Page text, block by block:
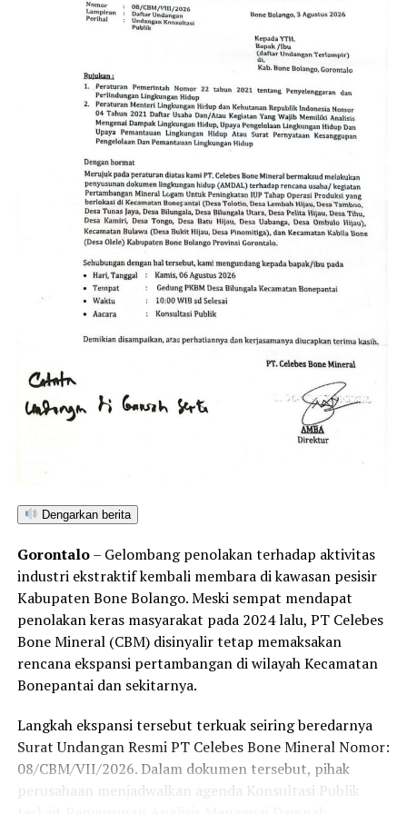
kondisi pasar secara berkala sangat disarankan untuk
Prospek Harga Emas ke Depan
Meskipun terjadi penurunan harga emas, emas tetap
dianggap sebagai aset lindung nilai yang efektif
terhadap inflasi dan ketidakpastian ekonomi. Pergerakan
harga emas ke depan akan dipengaruhi oleh
perkembangan ekonomi global, kebijakan moneter, dan
faktor geopolitik. Investor disarankan untuk tetap
waspada dan melakukan analisis pasar secara
menyeluruh sebelum mengambil keputusan investasi.
Dengan memahami faktor-faktor yang mempengaruhi
harga emas dan implikasinya bagi investasi, investor
dapat membuat keputusan yang lebih bijak dalam
menghadapi dinamika pasar emas.
PASAR EMAS INDONESIA
PT ANEKA TAMBANG
UP NEXT
MENKES RI sebut Gaji Rp15 Juta Lebih Sehat dan Pintar
Dibanding Gaji Rp5 Juta
DON'T MISS
Aleg DPR RI Rusli Habibie Nyatakan Dukungan Penuh
untuk Pelaksanaan CSP XVIII di Gorontalo
Dengarkan berita
Gorontalo– Gelombang penolakan terhadap aktivitas
industri ekstraktif kembali membara di kawasan pesisir
Kabupaten Bone Bolango. Meski sempat mendapat
penolakan keras masyarakat pada 2024 lalu, PT Celebes
Bone Mineral (CBM) disinyalir tetap memaksakan
rencana ekspansi pertambangan di wilayah Kecamatan
Bonepantai dan sekitarnya.
Langkah ekspansi tersebut terkuak seiring beredarnya
Surat Undangan Resmi PT Celebes Bone Mineral Nomor:
08/CBM/VII/2026. Dalam dokumen tersebut, pihak
perusahaan menjadwalkan agenda Konsultasi Publik